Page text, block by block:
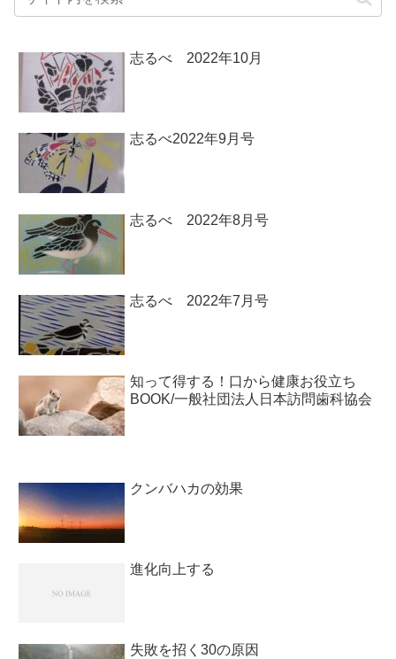
志るべ 2022年10月
志るべ2022年9月号
志るべ 2022年8月号
志るべ 2022年7月号
知って得する！口から健康お役立ち
BOOK/一般社団法人日本訪問歯科協会￼
クンバハカの効果
進化向上する
失敗を招く30の原因